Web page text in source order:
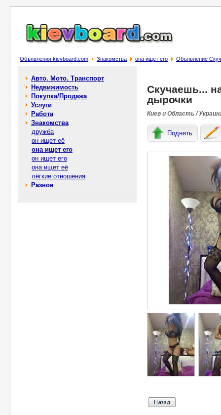
Объявления kievboard.com Знакомства она ищет его Объявление
Авто. Мото. Транспорт
Недвижимость
Покупка/Продажа
Услуги
Работа
Знакомства
дружба
он ищет её
она ищет его
он ищет его
она ищет её
лёгкие отношения
Разное
Скучаешь...
дырочки
Киев и Область /
Поднять